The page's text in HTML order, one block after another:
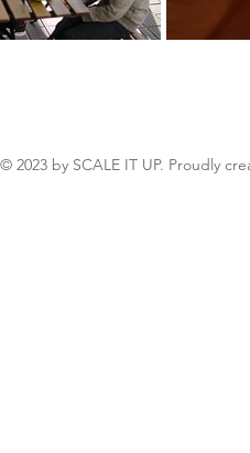
© 2023 by SCALE IT UP. Proudly